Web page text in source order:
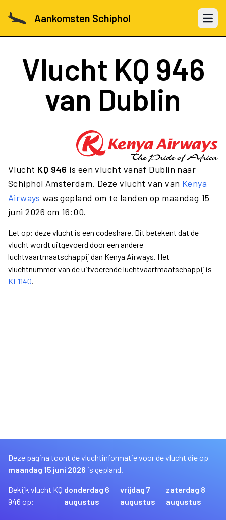
Aankomsten Schiphol Open
Vlucht KQ 946
van Dublin
Vlucht KQ 946 is een vlucht vanaf Dublin naar
Schiphol Amsterdam. Deze vlucht van van Kenya
Airways was gepland om te landen op maandag 15
juni 2026 om 16:00.
Let op: deze vlucht is een codeshare. Dit betekent dat de
vlucht wordt uitgevoerd door een andere
luchtvaartmaatschappij dan Kenya Airways. Het
vluchtnummer van de uitvoerende luchtvaartmaatschappij is
KL1140.
Deze pagina toont de vluchtinformatie voor de vlucht die op
maandag 15 juni 2026 is gepland.
Bekijk vlucht KQ
946 op:
donderdag 6
augustus
vrijdag 7
augustus
zaterdag 8
augustus